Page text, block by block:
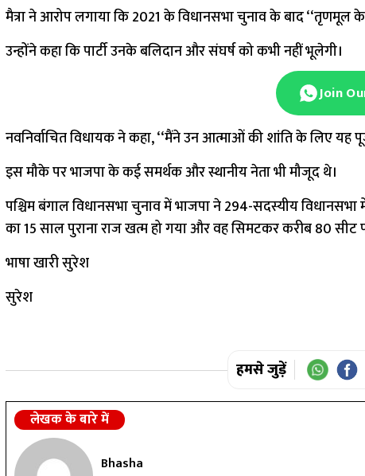
मैत्रा ने आरोप लगाया कि 2021 के विधानसभा चुनाव के बाद ‘‘तृणमूल के
उन्होंने कहा कि पार्टी उनके बलिदान और संघर्ष को कभी नहीं भूलेगी।
Join
नवनिर्वाचित विधायक ने कहा, ‘‘मैंने उन आत्माओं की शांति के लिए यह
इस मौके पर भाजपा के कई समर्थक और स्थानीय नेता भी मौजूद थे।
पश्चिम बंगाल विधानसभा चुनाव में भाजपा ने 294-सदस्यीय
का 15 साल पुराना राज खत्म हो गया और वह सिमटकर करीब 80 सीट
भाषा खारी सुरेश
सुरेश
हमसे जुड़ें
लेखक के बारे में
Bhasha